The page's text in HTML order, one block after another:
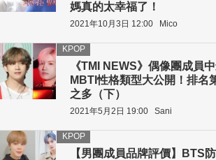
媽真的太幸福了！
2021年10月3日 12:00 Mico
《TMI NEWS》偶像團成員
MBTI性格類型大公開！排名
之多（下）
KPOP
2021年5月2日 19:00 Sani
【男團成員品牌評價】BTS
KPOP